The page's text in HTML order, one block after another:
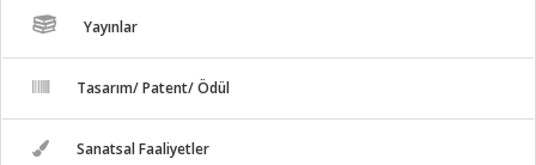
Yayınlar
Tasarım/ Patent/ Ödül
Sanatsal Faaliyetler